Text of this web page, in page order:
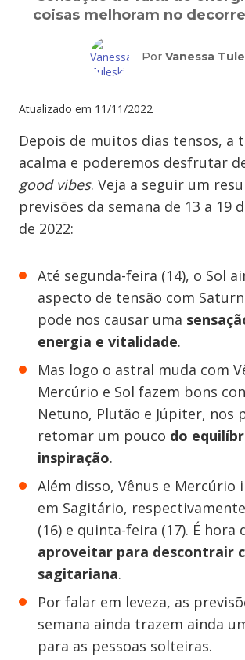
coisas melhoram no
Por Vanessa
Atualizado em 11/11/2022
Depois de muitos dias tensos, a
acalma e poderemos desfrutar
good vibes. Veja a seguir um
previsões da semana de 13 a 19
de 2022:
Até segunda-feira (14), o Sol
aspecto de tensão com
pode nos causar uma
energia e vitalidade.
Mas logo o astral muda com
Mercúrio e Sol fazem bons
Netuno, Plutão e Júpiter, nos
retomar um pouco do
inspiração.
Além disso, Vênus e Mercúrio
em Sagitário,
(16) e quinta-feira (17). É hora
aproveitar para descontrair
sagitariana.
Por falar em leveza, as
semana ainda trazem ainda
para as pessoas solteiras.